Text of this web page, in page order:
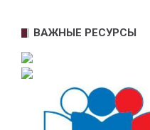
ВАЖНЫЕ РЕСУРСЫ